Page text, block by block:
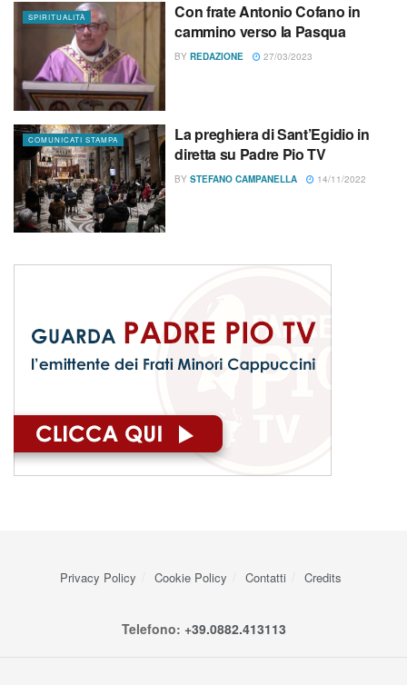
SPIRITUALITÀ
Con frate Antonio Cofano in
cammino verso la Pasqua
BY REDAZIONE 27/03/2023
COMUNICATI STAMPA
La preghiera di Sant’Egidio in
diretta su Padre Pio TV
BY STEFANO CAMPANELLA 14/11/2022
Privacy Policy Cookie Policy Contatti Credits
Telefono: +39.0882.413113